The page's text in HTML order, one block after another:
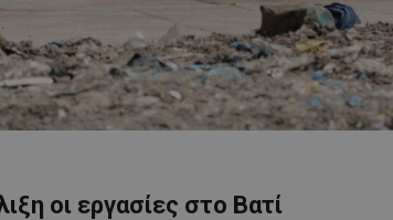
οι εργασίες στο Βατί